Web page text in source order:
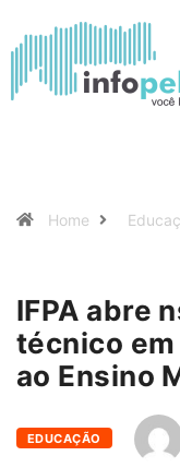
Home
IFPA abre
técnico
ao Ensino
EDUCAÇÃO